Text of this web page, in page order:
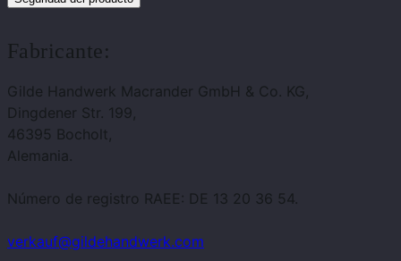
Fabricante:
Gilde Handwerk Macrander GmbH & Co. KG,
Dingdener Str. 199,
46395 Bocholt,
Alemania.
Número de registro RAEE: DE 13 20 36 54.
verkauf@gildehandwerk.com